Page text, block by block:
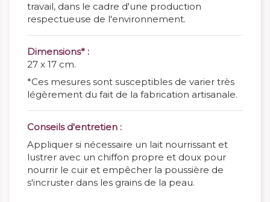
travail, dans le cadre d'une production
respectueuse de l'environnement.
Dimensions* :
27 x 17 cm.
*Ces mesures sont susceptibles de varier très
légèrement du fait de la fabrication artisanale.
Conseils d'entretien :
Appliquer si nécessaire un lait nourrissant et
lustrer avec un chiffon propre et doux pour
nourrir le cuir et empêcher la poussière de
s'incruster dans les grains de la peau.